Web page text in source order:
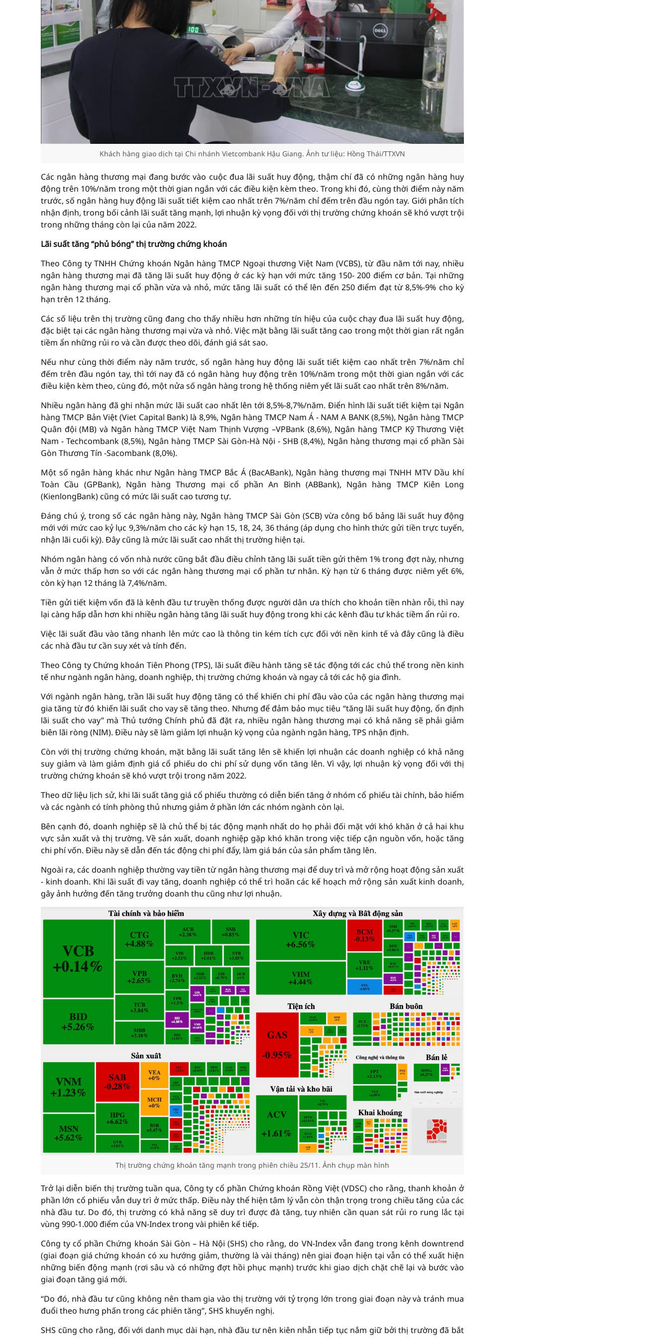
Khách hàng giao dịch tại Chi nhánh Vietcombank Hậu Giang. Ảnh tư liệu: Hồng Thái/TTXVN
Các ngân hàng thương mại đang bước vào cuộc đua lãi suất huy động, thậm chí đã có những ngân hàng huy
động trên 10%/năm trong một thời gian ngắn với các điều kiện kèm theo. Trong khi đó, cùng thời điểm này năm
trước, số ngân hàng huy động lãi suất tiết kiệm cao nhất trên 7%/năm chỉ đếm trên đầu ngón tay. Giới phân tích
nhận định, trong bối cảnh lãi suất tăng mạnh, lợi nhuận kỳ vọng đối với thị trường chứng khoán sẽ khó vượt trội
trong những tháng còn lại của năm 2022.
Lãi suất tăng “phủ bóng” thị trường chứng khoán
Theo Công ty TNHH Chứng khoán Ngân hàng TMCP Ngoại thương Việt Nam (VCBS), từ đầu năm tới nay, nhiều
ngân hàng thương mại đã tăng lãi suất huy động ở các kỳ hạn với mức tăng 150- 200 điểm cơ bản. Tại những
ngân hàng thương mại cổ phần vừa và nhỏ, mức tăng lãi suất có thể lên đến 250 điểm đạt từ 8,5%-9% cho kỳ
hạn trên 12 tháng.
Các số liệu trên thị trường cũng đang cho thấy nhiều hơn những tín hiệu của cuộc chạy đua lãi suất huy động,
đặc biệt tại các ngân hàng thương mại vừa và nhỏ. Việc mặt bằng lãi suất tăng cao trong một thời gian rất ngắn
tiềm ẩn những rủi ro và cần được theo dõi, đánh giá sát sao.
Nếu như cùng thời điểm này năm trước, số ngân hàng huy động lãi suất tiết kiệm cao nhất trên 7%/năm chỉ
đếm trên đầu ngón tay, thì tới nay đã có ngân hàng huy động trên 10%/năm trong một thời gian ngắn với các
điều kiện kèm theo, cùng đó, một nửa số ngân hàng trong hệ thống niêm yết lãi suất cao nhất trên 8%/năm.
Nhiều ngân hàng đã ghi nhận mức lãi suất cao nhất lên tới 8,5%-8,7%/năm. Điển hình lãi suất tiết kiệm tại Ngân
hàng TMCP Bản Việt (Viet Capital Bank) là 8,9%, Ngân hàng TMCP Nam Á - NAM A BANK (8,5%), Ngân hàng TMCP
Quân đội (MB) và Ngân hàng TMCP Việt Nam Thịnh Vượng –VPBank (8,6%), Ngân hàng TMCP Kỹ Thương Việt
Nam - Techcombank (8,5%), Ngân hàng TMCP Sài Gòn-Hà Nội - SHB (8,4%), Ngân hàng thương mại cổ phần Sài
Gòn Thương Tín -Sacombank (8,0%).
Một số ngân hàng khác như Ngân hàng TMCP Bắc Á (BacABank), Ngân hàng thương mại TNHH MTV Dầu khí
Toàn Cầu (GPBank), Ngân hàng Thương mại cổ phần An Bình (ABBank), Ngân hàng TMCP Kiên Long
(KienlongBank) cũng có mức lãi suất cao tương tự.
Đáng chú ý, trong số các ngân hàng này, Ngân hàng TMCP Sài Gòn (SCB) vừa công bố bảng lãi suất huy động
mới với mức cao kỷ lục 9,3%/năm cho các kỳ hạn 15, 18, 24, 36 tháng (áp dụng cho hình thức gửi tiền trực tuyến,
nhận lãi cuối kỳ). Đây cũng là mức lãi suất cao nhất thị trường hiện tại.
Nhóm ngân hàng có vốn nhà nước cũng bắt đầu điều chỉnh tăng lãi suất tiền gửi thêm 1% trong đợt này, nhưng
vẫn ở mức thấp hơn so với các ngân hàng thương mại cổ phần tư nhân. Kỳ hạn từ 6 tháng được niêm yết 6%,
còn kỳ hạn 12 tháng là 7,4%/năm.
Tiền gửi tiết kiệm vốn đã là kênh đầu tư truyền thống được người dân ưa thích cho khoản tiền nhàn rỗi, thì nay
lại càng hấp dẫn hơn khi nhiều ngân hàng tăng lãi suất huy động trong khi các kênh đầu tư khác tiềm ẩn rủi ro.
Việc lãi suất đầu vào tăng nhanh lên mức cao là thông tin kém tích cực đối với nền kinh tế và đây cũng là điều
các nhà đầu tư cần suy xét và tính đến.
Theo Công ty Chứng khoán Tiên Phong (TPS), lãi suất điều hành tăng sẽ tác động tới các chủ thể trong nền kinh
tế như ngành ngân hàng, doanh nghiệp, thị trường chứng khoán và ngay cả tới các hộ gia đình.
Với ngành ngân hàng, trần lãi suất huy động tăng có thể khiến chi phí đầu vào của các ngân hàng thương mại
gia tăng từ đó khiến lãi suất cho vay sẽ tăng theo. Nhưng để đảm bảo mục tiêu “tăng lãi suất huy động, ổn định
lãi suất cho vay” mà Thủ tướng Chính phủ đã đặt ra, nhiều ngân hàng thương mại có khả năng sẽ phải giảm
biên lãi ròng (NIM). Điều này sẽ làm giảm lợi nhuận kỳ vọng của ngành ngân hàng, TPS nhận định.
Còn với thị trường chứng khoán, mặt bằng lãi suất tăng lên sẽ khiến lợi nhuận các doanh nghiệp có khả năng
suy giảm và làm giảm định giá cổ phiếu do chi phí sử dụng vốn tăng lên. Vì vậy, lợi nhuận kỳ vọng đối với thị
trường chứng khoán sẽ khó vượt trội trong năm 2022.
Theo dữ liệu lịch sử, khi lãi suất tăng giá cổ phiếu thường có diễn biến tăng ở nhóm cổ phiếu tài chính, bảo hiểm
và các ngành có tính phòng thủ nhưng giảm ở phần lớn các nhóm ngành còn lại.
Bên cạnh đó, doanh nghiệp sẽ là chủ thể bị tác động mạnh nhất do họ phải đối mặt với khó khăn ở cả hai khu
vực sản xuất và thị trường. Về sản xuất, doanh nghiệp gặp khó khăn trong việc tiếp cận nguồn vốn, hoặc tăng
chi phí vốn. Điều này sẽ dẫn đến tác động chi phí đẩy, làm giá bán của sản phẩm tăng lên.
Ngoài ra, các doanh nghiệp thường vay tiền từ ngân hàng thương mại để duy trì và mở rộng hoạt động sản xuất
- kinh doanh. Khi lãi suất đi vay tăng, doanh nghiệp có thể trì hoãn các kế hoạch mở rộng sản xuất kinh doanh,
gây ảnh hưởng đến tăng trưởng doanh thu cũng như lợi nhuận.
Thị trường chứng khoán tăng mạnh trong phiên chiều 25/11. Ảnh chụp màn hình
Trở lại diễn biến thị trường tuần qua, Công ty cổ phần Chứng khoán Rồng Việt (VDSC) cho rằng, thanh khoản ở
phần lớn cổ phiếu vẫn duy trì ở mức thấp. Điều này thể hiện tâm lý vẫn còn thận trọng trong chiều tăng của các
nhà đầu tư. Do đó, thị trường có khả năng sẽ duy trì được đà tăng, tuy nhiên cần quan sát rủi ro rung lắc tại
vùng 990-1.000 điểm của VN-Index trong vài phiên kế tiếp.
Công ty cổ phần Chứng khoán Sài Gòn – Hà Nội (SHS) cho rằng, do VN-Index vẫn đang trong kênh downtrend
(giai đoạn giá chứng khoán có xu hướng giảm, thường là vài tháng) nên giai đoạn hiện tại vẫn có thể xuất hiện
những biến động mạnh (rơi sâu và có những đợt hồi phục mạnh) trước khi giao dịch chặt chẽ lại và bước vào
giai đoạn tăng giá mới.
“Do đó, nhà đầu tư cũng không nên tham gia vào thị trường với tỷ trọng lớn trong giai đoạn này và tránh mua
đuổi theo hưng phấn trong các phiên tăng”, SHS khuyến nghị.
SHS cũng cho rằng, đối với danh mục dài hạn, nhà đầu tư nên kiên nhẫn tiếp tục nắm giữ bởi thị trường đã bắt